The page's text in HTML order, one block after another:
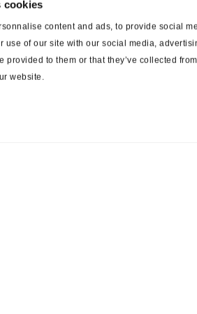
cookies
content and ads, to provide social
use of our site with our social media,
provided to them or that they’ve collected
website.